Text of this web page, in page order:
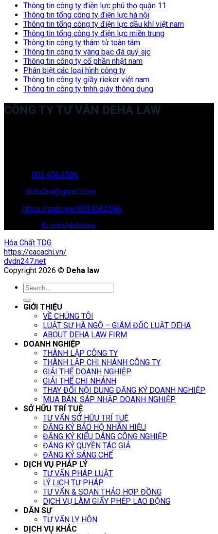
Thông tin công ty điện lực phú thọ quận 11
Thông tin tổng công ty điện lực hà nội
Thông tin tổng công ty điện lực dầu khí việt nam
Thông tin tổng công ty điện lực miền trung
Thông tin công ty thám tử toàn tâm
Thông tin công ty vàng bạc đá quý sjc
Thông tin công ty cổ phần nhật nam
Phân biệt các loại hình công ty
Thông tin công ty giầy rieker việt nam
Thông tin công ty tnhh giày thông dụng
CÔNG TY TƯ VẤN DEHA LAW
093.456.2586
dehalaw@gmail.com
https://zalo.me/0934562586
fb.com/dehalaw
Hóa Chất TDG
https://cacachi.vn/
dvdn247.net
Copyright 2026 © Deha law
GIỚI THIỆU
VỀ CHÚNG TÔI
LUẬT SƯ HÀ NGÔ – GIÁM ĐỐC LUẬT DEHA
ABOUT DEHA LAW FIRM
DOANH NGHIỆP
THÀNH LẬP CÔNG TY
THÀNH LẬP CHI NHÁNH CÔNG TY
GIẢI THỂ DOANH NGHIỆP
GIẢI THỂ CHI NHÁNH
THAY ĐỔI NỘI DUNG ĐĂNG KÝ DOANH NGHIỆP
MUA BÁN, SÁP NHẬP DOANH NGHIỆP
SỞ HỮU TRÍ TUỆ
TƯ VẤN SỞ HỮU TRÍ TUỆ
ĐĂNG KÝ BẢO HỘ NHÃN HIỆU
ĐĂNG KÝ KIỂU DÁNG CÔNG NGHIỆP
ĐĂNG KÝ QUYỀN TÁC GIẢ
ĐĂNG KÝ SÁNG CHẾ
DỊCH VỤ PHÁP LÝ
TƯ VẤN PHÁP LUẬT
LÝ LỊCH TƯ PHÁP
TƯ VẤN & SOẠN THẢO HỢP ĐỒNG
DỊCH VỤ LÀM GIẤY PHÉP LAO ĐỘNG
DÂN SỰ
TƯ VẤN LY HÔN
DỊCH VỤ KHÁC